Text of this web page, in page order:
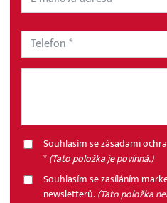
Souhlasím se zásadami
*(Tato položka je povinná.)
Souhlasím se zasíláním
newsletterů.(Tato položka